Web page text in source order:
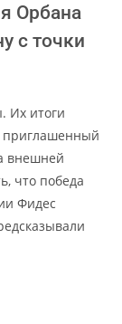
Орбана
с точки
Их итоги
приглашенный
внешней
что победа
Фидес